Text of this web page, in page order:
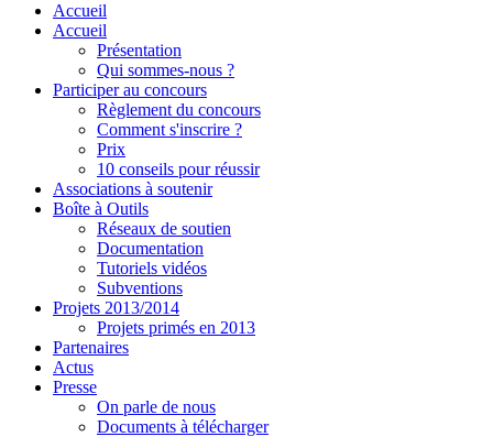
Accueil
Accueil
Présentation
Qui sommes-nous ?
Participer au concours
Règlement du concours
Comment s'inscrire ?
Prix
10 conseils pour réussir
Associations à soutenir
Boîte à Outils
Réseaux de soutien
Documentation
Tutoriels vidéos
Subventions
Projets 2013/2014
Projets primés en 2013
Partenaires
Actus
Presse
On parle de nous
Documents à télécharger